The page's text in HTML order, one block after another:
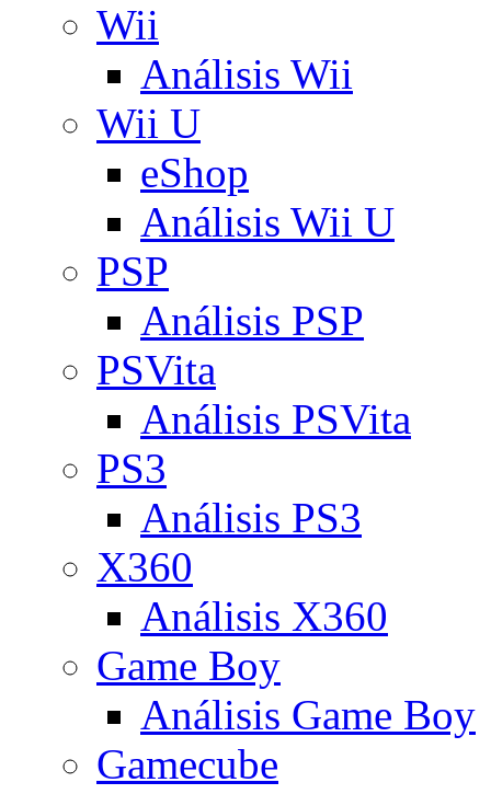
Wii
Análisis Wii
Wii U
eShop
Análisis Wii U
PSP
Análisis PSP
PSVita
Análisis PSVita
PS3
Análisis PS3
X360
Análisis X360
Game Boy
Análisis Game Boy
Gamecube